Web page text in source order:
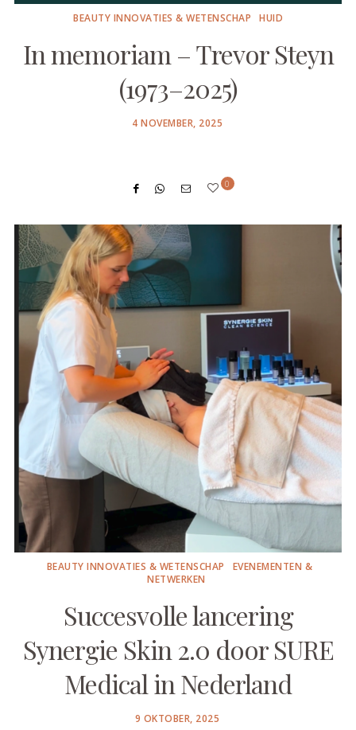
BEAUTY INNOVATIES & WETENSCHAP HUID
In memoriam – Trevor Steyn
(1973–2025)
POSTED
4 NOVEMBER, 2025
0
BEAUTY INNOVATIES & WETENSCHAP
EVENEMENTEN &
NETWERKEN
Succesvolle lancering
Synergie Skin 2.0 door SURE
Medical in Nederland
POSTED
9 OKTOBER, 2025